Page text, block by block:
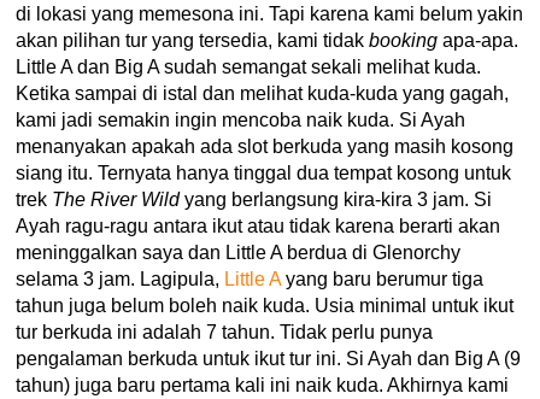
di lokasi yang memesona ini. Tapi karena kami belum yakin
akan pilihan tur yang tersedia, kami tidakbooking apa-apa.
Little A dan Big A sudah semangat sekali melihat kuda.
Ketika sampai di istal dan melihat kuda-kuda yang gagah,
kami jadi semakin ingin mencoba naik kuda. Si Ayah
menanyakan apakah ada slot berkuda yang masih kosong
siang itu. Ternyata hanya tinggal dua tempat kosong untuk
trek The River Wildyang berlangsung kira-kira 3 jam. Si
Ayah ragu-ragu antara ikut atau tidak karena berarti akan
meninggalkan saya dan Little A berdua di Glenorchy
selama 3 jam. Lagipula, Little Ayang baru berumur tiga
tahun juga belum boleh naik kuda. Usia minimal untuk ikut
tur berkuda ini adalah 7 tahun. Tidak perlu punya
pengalaman berkuda untuk ikut tur ini. Si Ayah dan Big A (9
tahun) juga baru pertama kali ini naik kuda. Akhirnya kami